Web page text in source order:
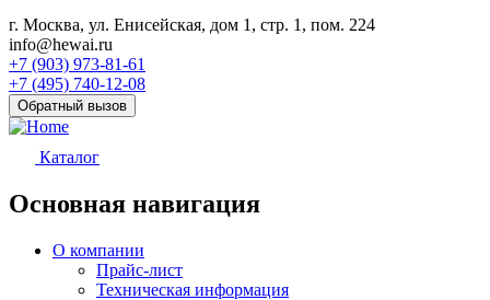
г. Москва, ул. Енисейская, дом 1, стр. 1, пом. 224
info@hewai.ru
+7 (903) 973-81-61
+7 (495) 740-12-08
Обратный вызов
Каталог
Основная навигация
О компании
Прайс-лист
Техническая информация